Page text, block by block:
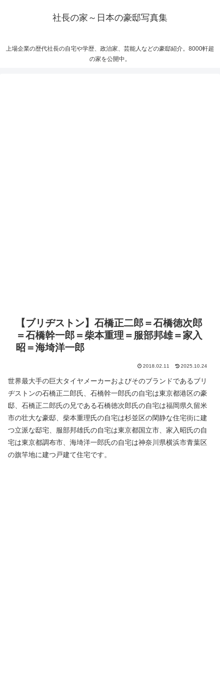
社長の家～日本の豪邸写真集
上場企業の歴代社長の自宅や学歴、政治家、芸能人などの豪邸紹介。8000軒超
の家を公開中。
【ブリヂストン】石橋正二郎＝石橋徳次郎
＝石橋幹一郎＝柴本重理＝服部邦雄＝家入
昭＝海埼洋一郎
2018.02.11 2025.10.24
世界最大手の巨大タイヤメーカーおよびそのブランドであるブリ
ヂストンの石橋正二郎氏、石橋幹一郎氏の自宅は東京都港区の豪
邸、石橋正二郎氏の兄である石橋徳次郎氏の自宅は福岡県久留米
市の壮大な豪邸、柴本重理氏の自宅は杉並区の閑静な住宅街に建
つ立派な邸宅、服部邦雄氏の自宅は東京都国立市、家入昭氏の自
宅は東京都調布市、海埼洋一郎氏の自宅は神奈川県横浜市青葉区
の旗竿地に建つ戸建て住宅です。